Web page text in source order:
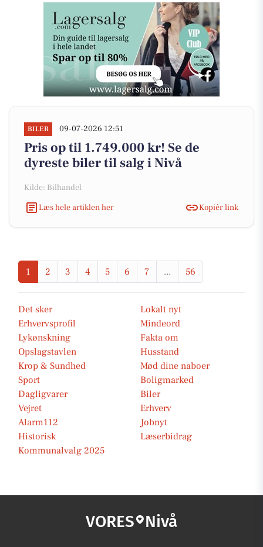
BILER 09-07-2026 12:51
Pris op til 1.749.000 kr! Se de
dyreste biler til salg i Nivå
Kilde: Bilhandel
Læs hele artiklen her
Kopiér link
1 2 3 4 5 6 7 ... 56
Det sker
Lokalt nyt
Erhvervsprofil
Mindeord
Lykønskning
Fakta om
Opslagstavlen
Husstand
Krop & Sundhed
Mød dine naboer
Sport
Boligmarked
Dagligvarer
Biler
Vejret
Erhverv
Alarm112
Jobnyt
Historisk
Læserbidrag
Kommunalvalg 2025
VORES Nivå